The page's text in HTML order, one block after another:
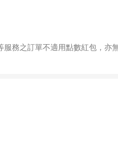
務之訂單不適用點數紅包，亦